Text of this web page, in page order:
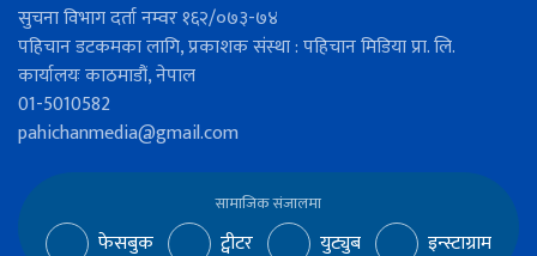
सुचना विभाग दर्ता नम्वर १६२/०७३-७४
पहिचान डटकमका लागि, प्रकाशक संस्था : पहिचान मिडिया प्रा. लि.
कार्यालयः काठमाडौं, नेपाल
01-5010582
pahichanmedia@gmail.com
सामाजिक संजालमा
फेसबुक ट्वीटर युट्युब इन्स्टाग्राम